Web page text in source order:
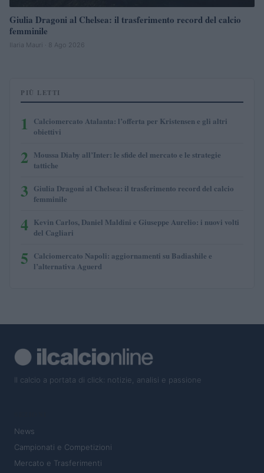
Giulia Dragoni al Chelsea: il trasferimento record del calcio
femminile
Ilaria Mauri · 8 Ago 2026
PIÙ LETTI
1
Calciomercato Atalanta: l’offerta per Kristensen e gli altri
obiettivi
2 Moussa Diaby all’Inter: le sfide del mercato e le strategie
tattiche
3 Giulia Dragoni al Chelsea: il trasferimento record del calcio
femminile
4 Kevin Carlos, Daniel Maldini e Giuseppe Aurelio: i nuovi volti
del Cagliari
5 Calciomercato Napoli: aggiornamenti su Badiashile e
l’alternativa Aguerd
Il calcio a portata di click: notizie, analisi e passione
News
Campionati e Competizioni
Mercato e Trasferimenti